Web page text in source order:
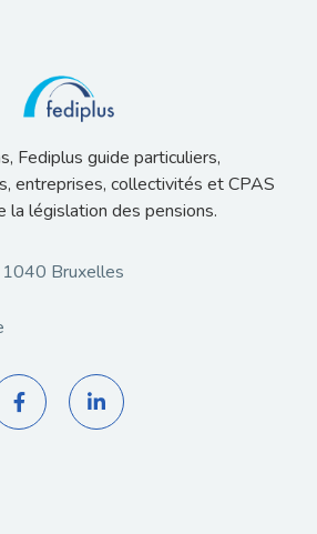
Fediplus guide particuliers,
entreprises, collectivités et CPAS
la législation des pensions.
Bruxelles
 